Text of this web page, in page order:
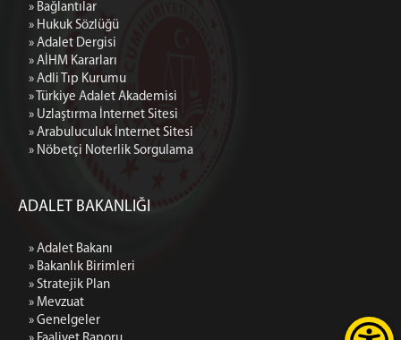
» Bağlantılar
» Hukuk Sözlüğü
» Adalet Dergisi
» AİHM Kararları
» Adli Tıp Kurumu
» Türkiye Adalet Akademisi
» Uzlaştırma İnternet Sitesi
» Arabuluculuk İnternet Sitesi
» Nöbetçi Noterlik Sorgulama
ADALET BAKANLIĞI
» Adalet Bakanı
» Bakanlık Birimleri
» Stratejik Plan
» Mevzuat
» Genelgeler